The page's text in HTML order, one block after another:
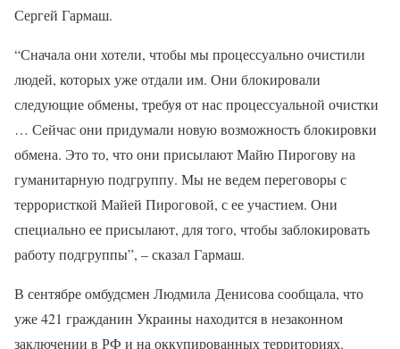
Сергей Гармаш.
“Сначала они хотели, чтобы мы процессуально очистили
людей, которых уже отдали им. Они блокировали
следующие обмены, требуя от нас процессуальной очистки
… Сейчас они придумали новую возможность блокировки
обмена. Это то, что они присылают Майю Пирогову на
гуманитарную подгруппу. Мы не ведем переговоры с
террористкой Майей Пироговой, с ее участием. Они
специально ее присылают, для того, чтобы заблокировать
работу подгруппы”, – сказал Гармаш.
В сентябре омбудсмен Людмила Денисова сообщала, что
уже 421 гражданин Украины находится в незаконном
заключении в РФ и на оккупированных территориях.